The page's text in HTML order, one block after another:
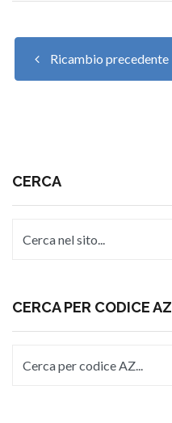
Ricambio precedente
CERCA
CERCA PER CODICE AZ